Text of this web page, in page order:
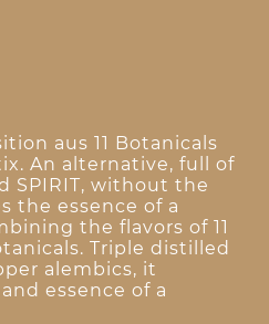
aus 11 Botanicals
An alternative, full of
SPIRIT, without the
the essence of a
the flavors of 11
Triple distilled
alembics, it
essence of a